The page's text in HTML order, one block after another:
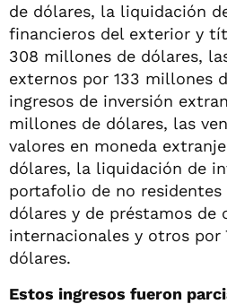
de dólares, la liquidación
financieros del exterior y
308 millones de dólares,
externos por 133 millones
ingresos de inversión
millones de dólares, las
valores en moneda
dólares, la liquidación de
portafolio de no
dólares y de préstamos de
internacionales y otros por
dólares.
Estos ingresos fueron